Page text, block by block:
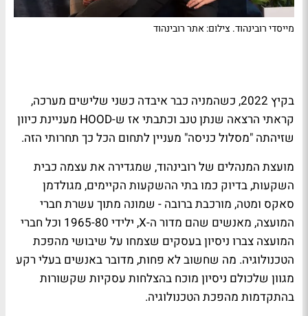
מייסדי רובינהוד. צילום: אתר רובינהוד
בקיץ 2022, כשהמניה כבר איבדה כשני שלישים מערכה,
קראתי הרצאה שנתן טנב וכתבתי אז ש-HOOD מעניינת כיוון
שזיהתה "מסלול כניסה" מעניין לתחום הכל כך תחרותי הזה.
מועצת המנהלים של רובינהוד, שמגדירה את עצמה כבית
השקעות, בדיוק כמו בתי ההשקעות הקיימים, מגולדמן
סאקס ומטה, מורכבת ברובה - שמונה מתוך עשרת חברי
המועצה, מאנשים שהם מדור ה-X, ילידי 1965-80 וכל חברי
המועצה צברו ניסיון בעסקים שצמחו על שיבושי מהפכת
הטכנולוגיה. מה שחשוב לא פחות, מדובר באנשים בעלי רקע
מגוון שלכולם ניסיון מוכח בהצלחות עסקיות שקשורות
בהתקדמות מהפכת הטכנולוגיה.